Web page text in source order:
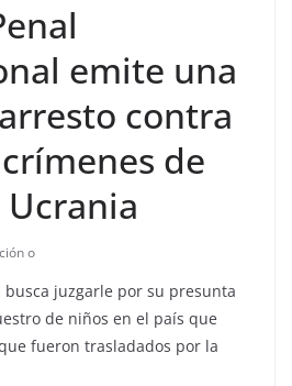
emite una
contra
de
o
busca juzgarle por su presunta
de niños en el país que
fueron trasladados por la